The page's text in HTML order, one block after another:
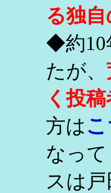
る独
◆約10
たが、
く投
方は
なっ
スは